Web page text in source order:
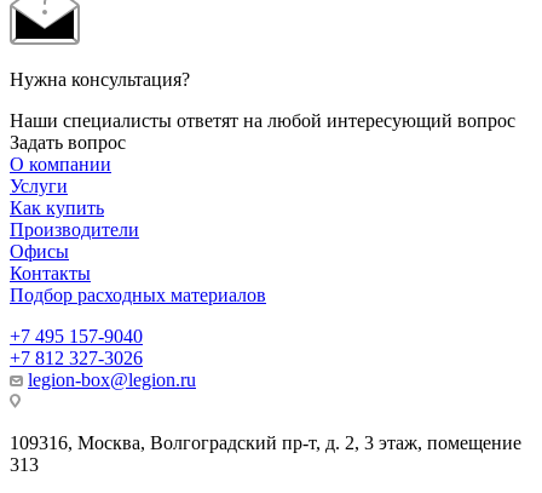
Нужна консультация?
Наши специалисты ответят на любой интересующий вопрос
Задать вопрос
О компании
Услуги
Как купить
Производители
Офисы
Контакты
Подбор расходных материалов
+7 495 157-9040
+7 812 327-3026
legion-box@legion.ru
109316, Москва, Волгоградский пр-т, д. 2, 3 этаж, помещение
313